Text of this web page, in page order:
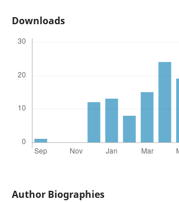
Downloads
Author Biographies